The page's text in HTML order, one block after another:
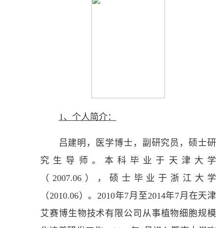
1、个人简介：
吕建明，医学博士，副研究员，硕士研
究生导师。本科毕业于天津大学
（ 2007.06 ），硕士毕业于浙江大学
（2010.06）。 2010年7月至2014年7月在天津
艾赛博生物技术有限公司从事植物细胞规模